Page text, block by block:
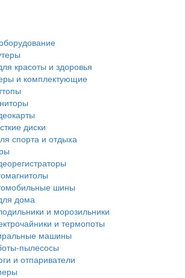
красоты и здоровья
и комплектующие
диски
спорта и отдыха
шины
дома
и морозильники
и термопоты
машины
пылесосы
и отпариватели